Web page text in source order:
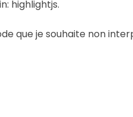
highlightjs.
que je souhaite non